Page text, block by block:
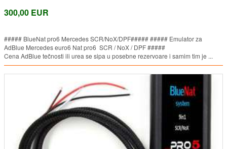
300,00 EUR
##### BlueNat pro6 Mercedes SCR/NoX/DPF##### ##### Emulator za
AdBlue Mercedes euro6 Nat pro6 SCR / NoX / DPF #####
Cena AdBlue tečnosti ili urea se sipa u posebne rezervoare i samim tim je ...